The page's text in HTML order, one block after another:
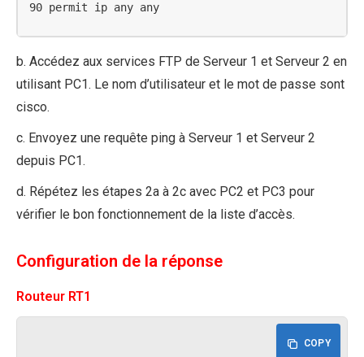
90 permit ip any any
b. Accédez aux services FTP de Serveur 1 et Serveur 2 en
utilisant PC1. Le nom d’utilisateur et le mot de passe sont
cisco.
c. Envoyez une requête ping à Serveur 1 et Serveur 2
depuis PC1.
d. Répétez les étapes 2a à 2c avec PC2 et PC3 pour
vérifier le bon fonctionnement de la liste d’accès.
Configuration de la réponse
Routeur RT1
COPY